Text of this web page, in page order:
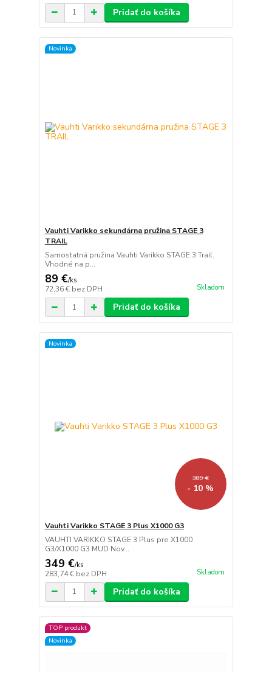
Pridať do košíka
Novinka
Vauhti Varikko sekundárna pružina STAGE 3
TRAIL
Samostatná pružina Vauhti Varikko STAGE 3 Trail.
Vhodné na p...
89 €/ks
72,36 € bez DPH Skladom
Pridať do košíka
Novinka
389 €
- 10 %
Vauhti Varikko STAGE 3 Plus X1000 G3
VAUHTI VARIKKO STAGE 3 Plus pre X1000
G3/X1000 G3 MUD Nov...
349 €/ks
283,74 € bez DPH Skladom
Pridať do košíka
TOP produkt
Novinka